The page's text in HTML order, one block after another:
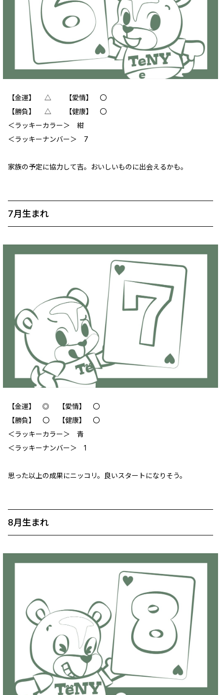
【金運】 △ 【愛情】 〇
【勝負】 △ 【健康】 〇
＜ラッキーカラー＞ 紺
＜ラッキーナンバー＞ 7
家族の予定に協力して吉。おいしいものに出会えるかも。
7月生まれ
【金運】 ◎ 【愛情】 〇
【勝負】 〇 【健康】 〇
＜ラッキーカラー＞ 青
＜ラッキーナンバー＞ 1
思った以上の成果にニッコリ。良いスタートになりそう。
8月生まれ